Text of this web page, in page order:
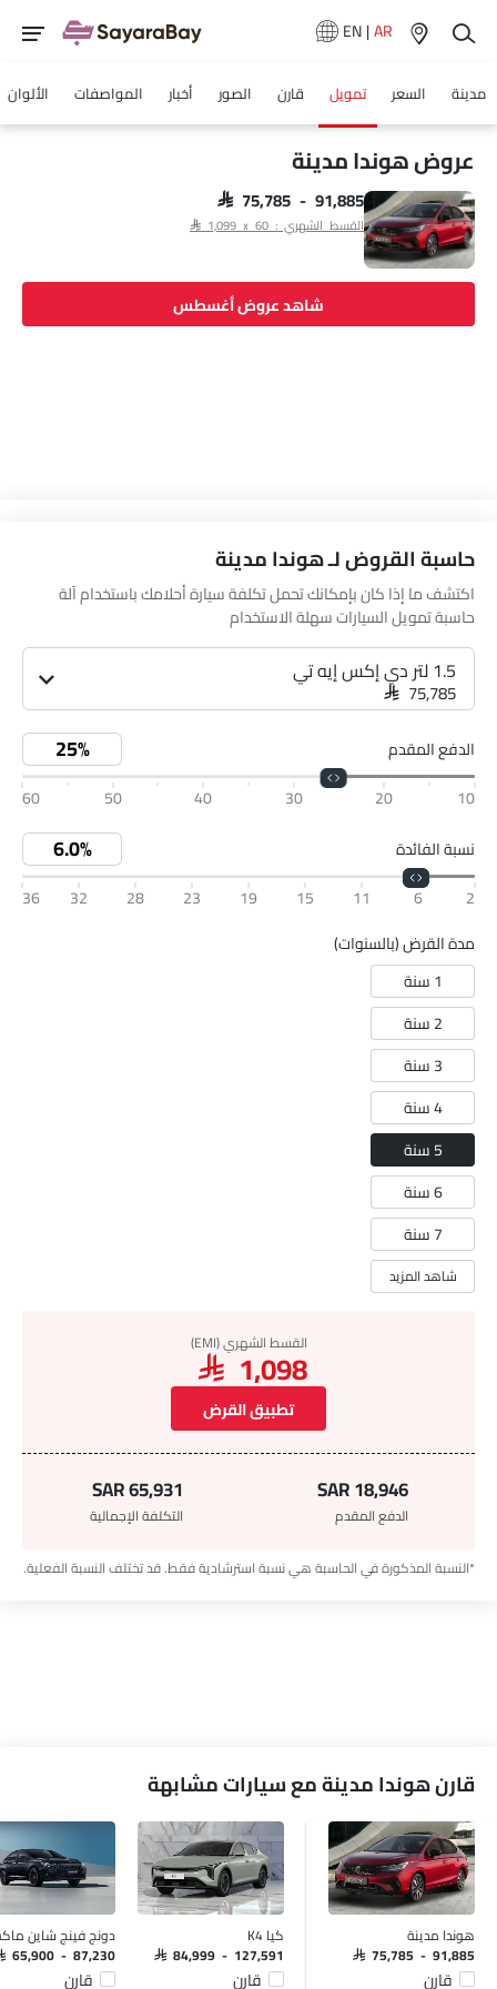
EN|AR
مدينة السعر تمويل قارن الصور أخبار المواصفات الألوان
عروض هوندا مدينة
SAR 75,785 - 91,885
القسط الشهري : SAR 1,099 x 60
شاهد عروض أغسطس
حاسبة القروض لـ هوندا مدينة
اكتشف ما إذا كان بإمكانك تحمل تكلفة سيارة أحلامك باستخدام آلة
حاسبة تمويل السيارات سهلة الاستخدام
1.5 لتر دي إكس إيه تي
SAR 75,785
الدفع المقدم
10
20
30
40
50
60
نسبة الفائدة
2
6
11
15
19
23
28
32
36
مدة القرض (بالسنوات)
1 سنة
2 سنة
3 سنة
4 سنة
5 سنة
6 سنة
7 سنة
شاهد المزيد
القسط الشهري (EMI)
SAR 1,098
تطبيق القرض
SAR 18,946
الدفع المقدم
SAR 65,931
التكلفة الإجمالية
*النسبة المذكورة في الحاسبة هي نسبة استرشادية فقط. قد تختلف النسبة الفعلية.
قارن هوندا مدينة مع سيارات مشابهة
هوندا مدينة
SAR 75,785 - 91,885
قارن
كيا K4
SAR 84,999 - 127,591
قارن
دونج فينج شاين
65,900 - 87,230
قارن